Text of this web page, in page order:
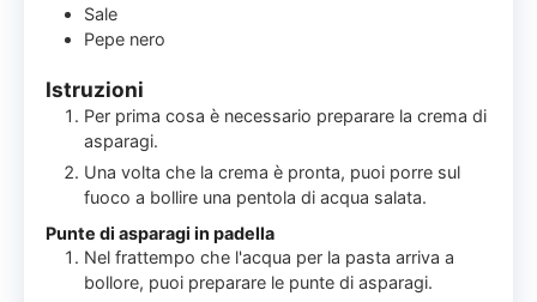
Sale
Pepe nero
Istruzioni
Per prima cosa è necessario preparare la crema di
asparagi.
Una volta che la crema è pronta, puoi porre sul
fuoco a bollire una pentola di acqua salata.
Punte di asparagi in padella
Nel frattempo che l'acqua per la pasta arriva a
bollore, puoi preparare le punte di asparagi.